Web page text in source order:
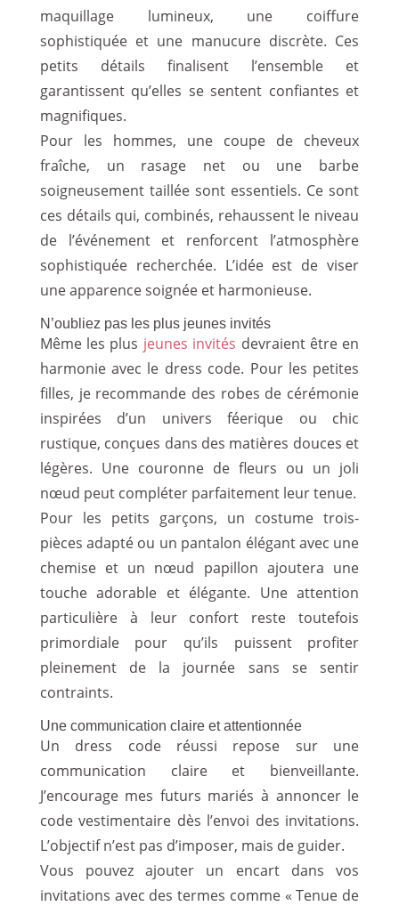
maquillage lumineux, une coiffure
sophistiquée et une manucure discrète. Ces
petits détails finalisent l’ensemble et
garantissent qu’elles se sentent confiantes et
magnifiques.
Pour les hommes, une coupe de cheveux
fraîche, un rasage net ou une barbe
soigneusement taillée sont essentiels. Ce sont
ces détails qui, combinés, rehaussent le niveau
de l’événement et renforcent l’atmosphère
sophistiquée recherchée. L’idée est de viser
une apparence soignée et harmonieuse.
N’oubliez pas les plus jeunes invités
Même les plus jeunes invités devraient être en
harmonie avec le dress code. Pour les petites
filles, je recommande des robes de cérémonie
inspirées d’un univers féerique ou chic
rustique, conçues dans des matières douces et
légères. Une couronne de fleurs ou un joli
nœud peut compléter parfaitement leur tenue.
Pour les petits garçons, un costume trois-
pièces adapté ou un pantalon élégant avec une
chemise et un nœud papillon ajoutera une
touche adorable et élégante. Une attention
particulière à leur confort reste toutefois
primordiale pour qu’ils puissent profiter
pleinement de la journée sans se sentir
contraints.
Une communication claire et attentionnée
Un dress code réussi repose sur une
communication claire et bienveillante.
J’encourage mes futurs mariés à annoncer le
code vestimentaire dès l’envoi des invitations.
L’objectif n’est pas d’imposer, mais de guider.
Vous pouvez ajouter un encart dans vos
invitations avec des termes comme « Tenue de